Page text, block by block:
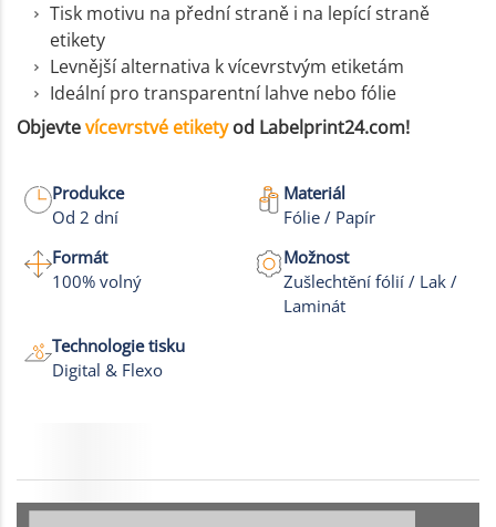
Tisk motivu na přední straně i na lepící straně
etikety
Levnější alternativa k vícevrstvým etiketám
Ideální pro transparentní lahve nebo fólie
Objevtevícevrstvé etiketyod Labelprint24.com!
Produkce
Od 2 dní
Materiál
Fólie / Papír
Formát
100% volný
Možnost
Zušlechtění fólií / Lak /
Laminát
Technologie tisku
Digital & Flexo